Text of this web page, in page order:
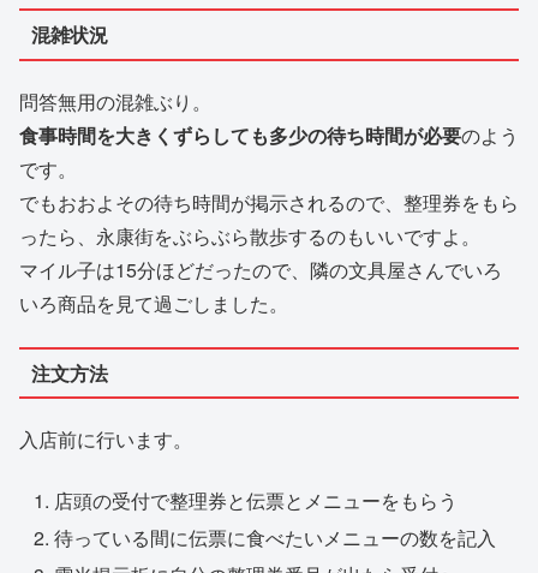
混雑状況
問答無用の混雑ぶり。
食事時間を大きくずらしても多少の待ち時間が必要のよう
です。
でもおおよその待ち時間が掲示されるので、整理券をもら
ったら、永康街をぶらぶら散歩するのもいいですよ。
マイル子は15分ほどだったので、隣の文具屋さんでいろ
いろ商品を見て過ごしました。
注文方法
入店前に行います。
店頭の受付で整理券と伝票とメニューをもらう
待っている間に伝票に食べたいメニューの数を記入